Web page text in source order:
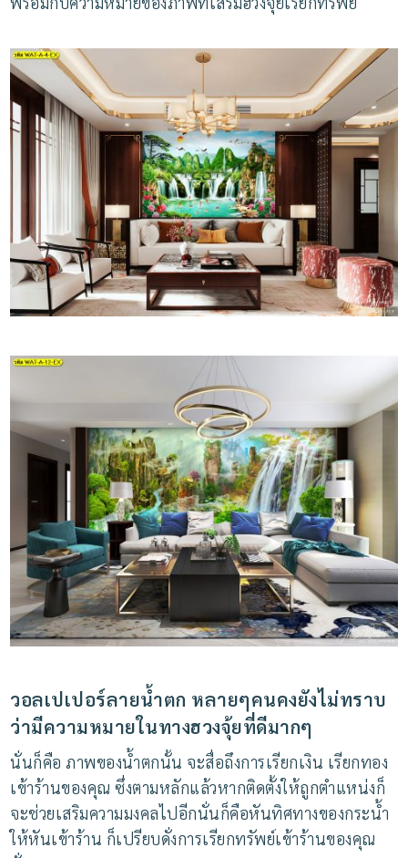
วอลเปเปอร์ลายน้ำตก หลายๆคนคงยังไม่ทราบ
ว่ามีความหมายในทางฮวงจุ้ยที่ดีมากๆ
นั่นก็คือ ภาพของน้ำตกนั้น จะสื่อถึงการเรียกเงิน เรียกทอง
เข้าร้านของคุณ ซึ่งตามหลักแล้วหากติดตั้งให้ถูกตำแหน่งก็
จะช่วยเสริมความมงคลไปอีกนั่นก็คือหันทิศทางของกระน้ำ
ให้หันเข้าร้าน ก็เปรียบดั่งการเรียกทรัพย์เข้าร้านของคุณ